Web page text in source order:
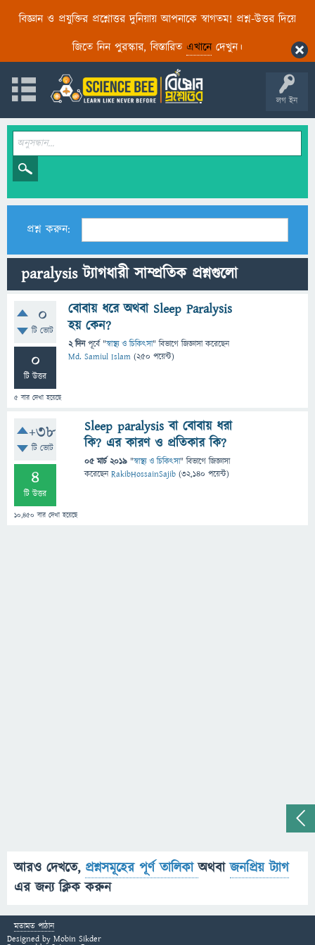
বিজ্ঞান ও প্রযুক্তির প্রশ্নোত্তর দুনিয়ায় আপনাকে স্বাগতম! প্রশ্ন-উত্তর দিয়ে
জিতে নিন পুরস্কার, বিস্তারিত এখানেদেখুন।
লগ ইন
প্রশ্ন করুন:
paralysis ট্যাগধারী সাম্প্রতিক প্রশ্নগুলো
0
টি ভোট
0
টি উত্তর
5 বার দেখা হয়েছে
বোবায় ধরে অথবা Sleep Paralysis
হয় কেন?
2 দিনপূর্বে "স্বাস্থ্য ও চিকিৎসা" বিভাগে জিজ্ঞাসাকরেছেন
Md. Samiul Islam (250 পয়েন্ট)
+38
টি ভোট
4
টি উত্তর
10,450 বার দেখা হয়েছে
Sleep paralysis বা বোবায় ধরা
কি? এর কারণ ও প্রতিকার কি?
05 মার্চ 2019 "স্বাস্থ্য ও চিকিৎসা" বিভাগে জিজ্ঞাসা
করেছেনRakibHossainSajib (32,140 পয়েন্ট)
আরও দেখতে, প্রশ্নসমূহের পূর্ণ তালিকাঅথবাজনপ্রিয় ট্যাগ
এর জন্য ক্লিক করুন
মতামত পাঠান
Designed by Mobin Sikder